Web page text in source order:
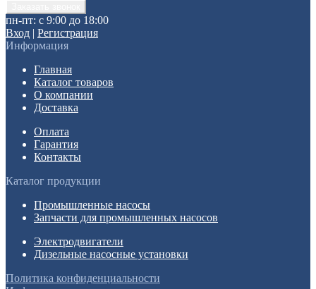
пн-пт: с 9:00 до 18:00
Вход | Регистрация
Информация
Главная
Каталог товаров
О компании
Доставка
Оплата
Гарантия
Контакты
Каталог продукции
Промышленные насосы
Запчасти для промышленных насосов
Электродвигатели
Дизельные насосные установки
Политика конфиденциальности